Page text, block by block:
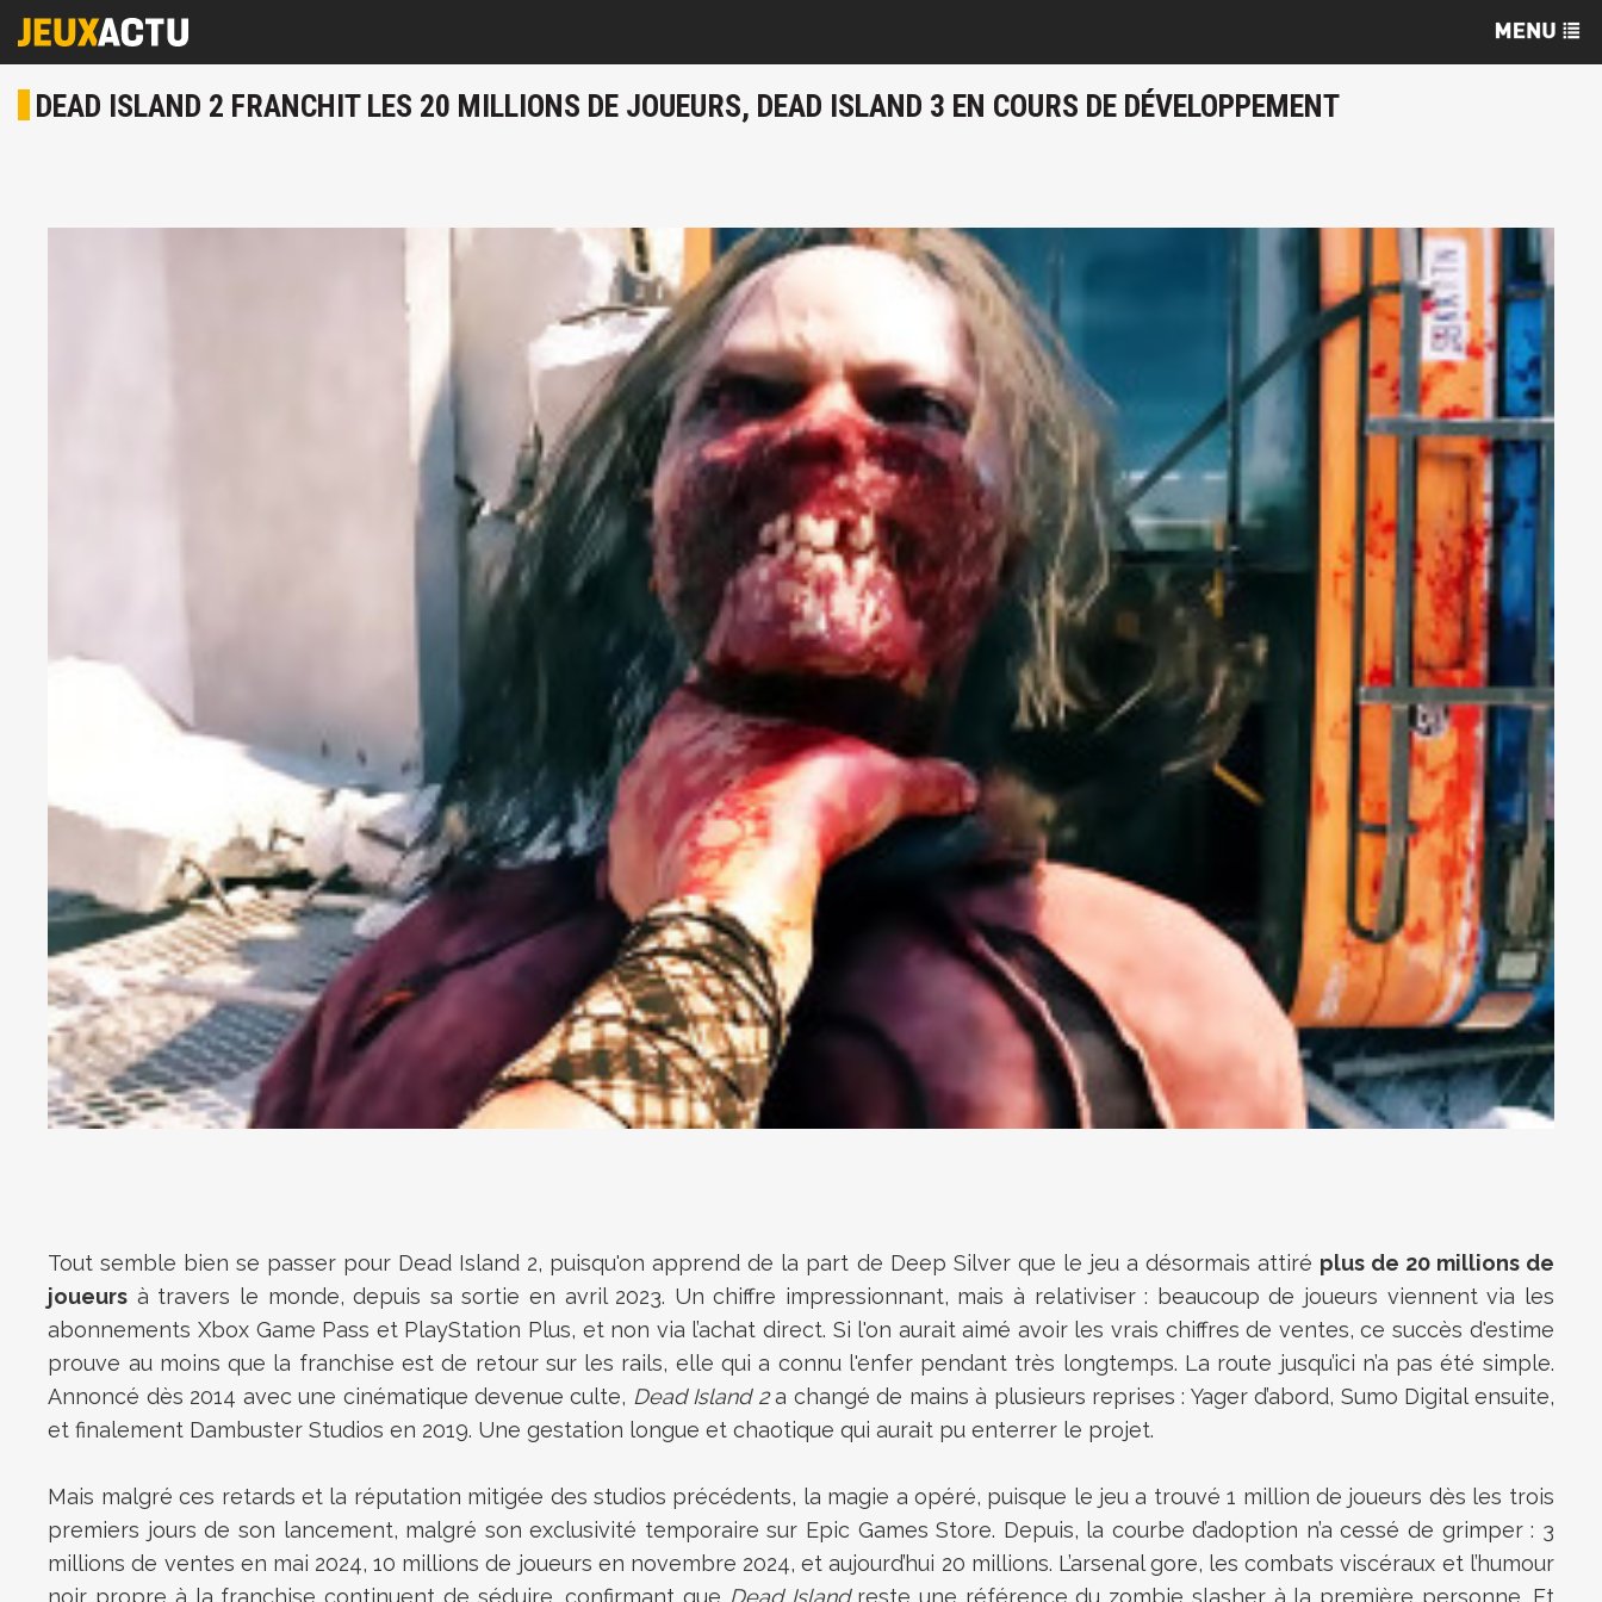
DEAD ISLAND 2 FRANCHIT LES 20 MILLIONS DE JOUEURS, DEAD ISLAND 3 EN COURS DE DÉVELOPPEMENT
Tout semble bien se passer pour Dead Island 2, puisqu'on apprend de la part de Deep Silver que le jeu a désormais attiré plus de 20 millions de
joueurs à travers le monde, depuis sa sortie en avril 2023. Un chiffre impressionnant, mais à relativiser : beaucoup de joueurs viennent via les
abonnements Xbox Game Pass et PlayStation Plus, et non via l’achat direct. Si l'on aurait aimé avoir les vrais chiffres de ventes, ce succès d'estime
prouve au moins que la franchise est de retour sur les rails, elle qui a connu l'enfer pendant très longtemps. La route jusqu’ici n’a pas été simple.
Annoncé dès 2014 avec une cinématique devenue culte, Dead Island 2a changé de mains à plusieurs reprises : Yager d’abord, Sumo Digital ensuite,
et finalement Dambuster Studios en 2019. Une gestation longue et chaotique qui aurait pu enterrer le projet.
Mais malgré ces retards et la réputation mitigée des studios précédents, la magie a opéré, puisque le jeu a trouvé 1 million de joueurs dès les trois
premiers jours de son lancement, malgré son exclusivité temporaire sur Epic Games Store. Depuis, la courbe d’adoption n’a cessé de grimper : 3
millions de ventes en mai 2024, 10 millions de joueurs en novembre 2024, et aujourd’hui 20 millions. L’arsenal gore, les combats viscéraux et l’humour
noir propre à la franchise continuent de séduire, confirmant que Dead Islandreste une référence du zombie slasher à la première personne. Et